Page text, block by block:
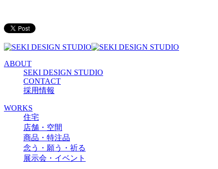
ABOUT
SEKI DESIGN STUDIO
CONTACT
採用情報
WORKS
住宅
店舗・空間
商品・特注品
念う・願う・祈る
展示会・イベント